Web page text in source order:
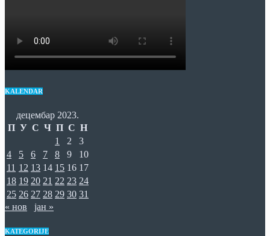
KALENDAR
децембар 2023.
П У С Ч П С Н
1
2
3
4
5 6 7 8 9
10
11 12 13 14 15 16 17
18 19 20 21 22 23 24
25 26 27 28 29 30 31
« нов
јан »
KATEGORIJE